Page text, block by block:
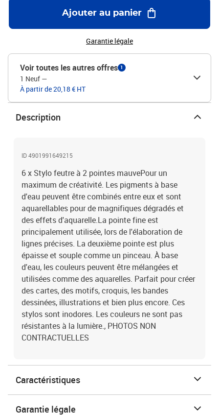
Ajouter au panier
Garantie légale
Voir toutes les autres offres 1
1 Neuf —
À partir de 20,18 € HT
Description
ID 4901991649215
6 x Stylo feutre à 2 pointes mauvePour un
maximum de créativité. Les pigments à base
d'eau peuvent être combinés entre eux et sont
aquarellables pour de magnifiques dégradés et
des effets d'aquarelle.La pointe fine est
principalement utilisée, lors de l'élaboration de
lignes précises. La deuxième pointe est plus
épaisse et souple comme un pinceau. À base
d'eau, les couleurs peuvent être mélangées et
utilisées comme des aquarelles. Parfait pour créer
des cartes, des motifs, croquis, les bandes
dessinées, illustrations et bien plus encore. Ces
stylos sont inodores. Les couleurs ne sont pas
résistantes à la lumière., PHOTOS NON
CONTRACTUELLES
Caractéristiques
Garantie légale